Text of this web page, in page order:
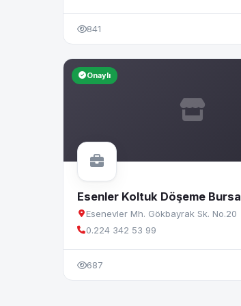
841
Onaylı
Esenler Koltuk Döşeme Bursa
Esenevler Mh. Gökbayrak Sk. No.20
0.224 342 53 99
687